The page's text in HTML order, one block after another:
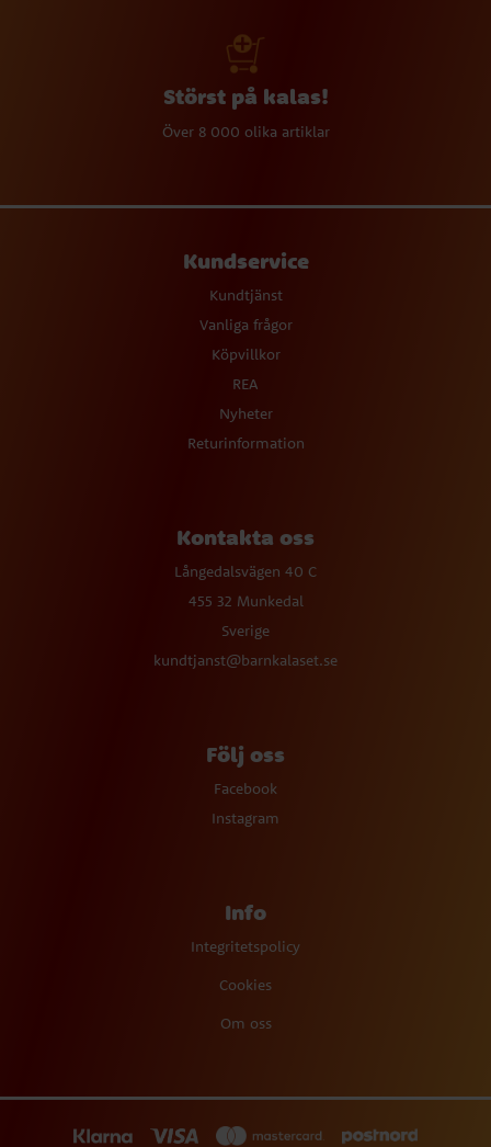
Störst på kalas!
Över 8 000 olika artiklar
Kundservice
Kundtjänst
Vanliga frågor
Köpvillkor
REA
Nyheter
Returinformation
Kontakta oss
Långedalsvägen 40 C
455 32 Munkedal
Sverige
kundtjanst@barnkalaset.se
Följ oss
Facebook
Instagram
Info
Integritetspolicy
Cookies
Om oss